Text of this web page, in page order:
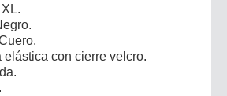
elástica con cierre velcro.